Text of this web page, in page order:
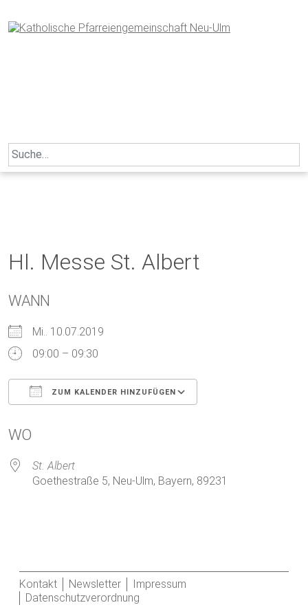
to
content
Search
for:
Hl. Messe St. Albert
WANN
Mi.. 10.07.2019
09:00 – 09:30
ZUM KALENDER HINZUFÜGEN
WO
St. Albert
Goethestraße 5, Neu-Ulm, Bayern, 89231
Kontakt Newsletter
Impressum
Datenschutzverordnung